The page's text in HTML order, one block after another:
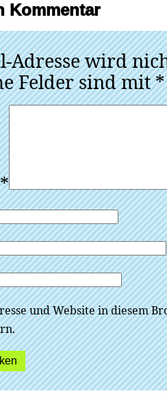
Kommentar
Adresse wird
Felder sind mit*
*
und Website in diesem